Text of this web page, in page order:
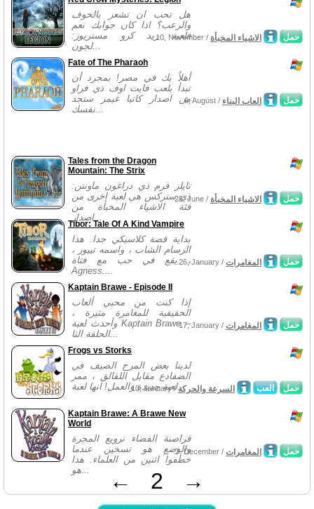
هل تحب ان تشعر بالخوف
والرعب؟ اذا كان جوابك نعم
فلعبة ريد كرو مستريوز:
لجون...
حمل 10, November / الاشياء المخبأة
Fate of The Pharaoh
أهلاُ بك في مصر! بمجرد أن
تبدأ بلعب فايت اوف ذي فراو
من اصدار كاتيا غيمز ستجد
نقسك...
حمل 6, August / العاب البناء
Tales from the Dragon
Mountain: The Strix
تايلز فرم ذي دراغون ماونتن:
ذي ستركس هي لعبة اخرى من
فئة الاشياء المخبأة من
اصدار...
حمل 28, June / الاشياء المخبأة
Tibor: Tale Of A Kind Vampire
بداية قصة كلاسيكي جدا. هذا
الرسام الشاب ، واسمه تيبور ،
يقع في حب مع فتاة ،
Agness....
حمل 26, January / المغامرات
Kaptain Brawe - Episode II
إذا كنت من محبي ألعاب
الحقيقية للمغامرة مثيرة ،
وأحدث لعبة Kaptain Brawe --
الحلقة الثا...
حمل 17, January / المغامرات
Frogs vs Storks
لدينا بعض المرح الصيف في
الضفادع مقابل اللقالق ، ممر
لعبة جديدة والعمل! انها لعبة...
حمل العب 10, January /السرعة والحركة
Kaptain Brawe: A Brawe New
World
قراصنة الفضاء ترويع المجرة
والوضع هو تسخين عندما
خطفوا اثنين من العلماء. هذا
هو...
حمل 7, December / المغامرات
← 2 →